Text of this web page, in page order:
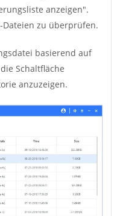
anzeigen".
Dateien zu überprüfen.
basierend auf
Schaltfläche
anzuzeigen.